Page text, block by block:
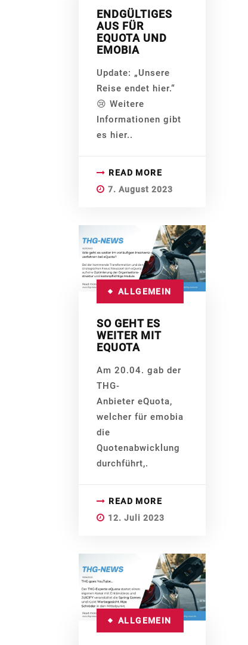
ENDGÜLTIGES
AUS FÜR
EQUOTA UND
EMOBIA
Update: „Unsere
Reise endet hier.“
😢 Weitere
Informationen gibt
es hier..
READ MORE
7. August 2023
ALLGEMEIN
SO GEHT ES
WEITER MIT
EQUOTA
Am 20.04. gab der
THG-
Anbieter eQuota,
welcher für emobia
die
Quotenabwicklung
durchführt,.
READ MORE
12. Juli 2023
ALLGEMEIN